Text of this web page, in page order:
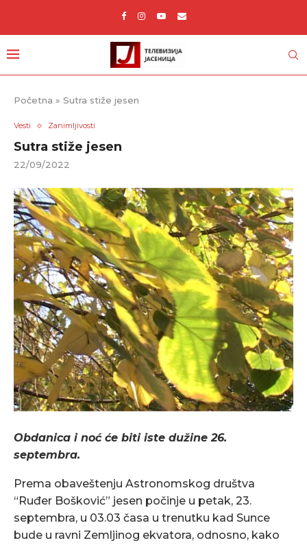
Početna » Sutra stiže jesen
Vesti Zanimljivosti
Sutra stiže jesen
22/09/2022
Obdanica i noć će biti iste dužine 26.
septembra.
Prema obaveštenju Astronomskog društva
“Ruđer Bošković” jesen počinje u petak, 23.
septembra, u 03.03 časa u trenutku kad Sunce
bude u ravni Zemljinog ekvatora, odnosno, kako